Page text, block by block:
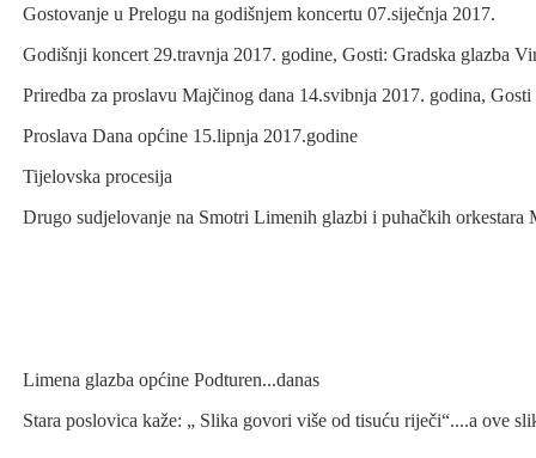
Gostovanje u Prelogu na godišnjem koncertu 07.siječnja 2017.
Godišnji koncert 29.travnja 2017. godine, Gosti: Gradska glazba
Priredba za proslavu Majčinog dana 14.svibnja 2017. godina,
Proslava Dana općine 15.lipnja 2017.godine
Tijelovska procesija
Drugo sudjelovanje na Smotri Limenih glazbi i puhačkih
Limena glazba općine Podturen...danas
Stara poslovica kaže: „ Slika govori više od tisuću riječi“....a ove